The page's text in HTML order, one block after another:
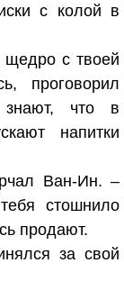
с колой в
с твоей
проговорил
что в
напитки
Ван-Ин. –
стошнило
продают.
за свой